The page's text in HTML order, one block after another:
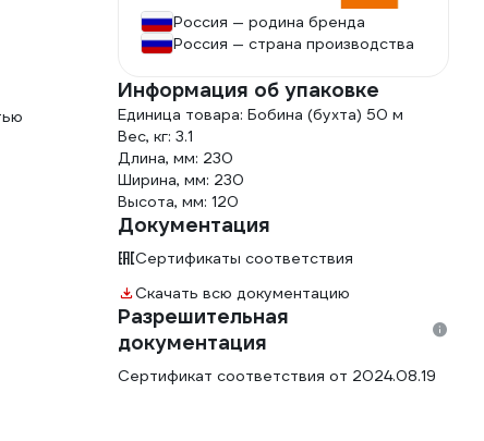
Россия — родина бренда
Россия — страна производства
Информация об упаковке
Единица товара: Бобина (бухта) 50 м
Вес, кг: 3.1
Длина, мм: 230
Ширина, мм: 230
Высота, мм: 120
Документация
Сертификаты соответствия
Скачать всю документацию
Разрешительная
документация
Сертификат соответствия от 2024.08.19